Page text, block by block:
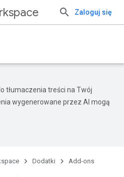
Zaloguj się
tłumaczenia treści na Twój
wygenerowane przez AI mogą
Dodatki Add-ons